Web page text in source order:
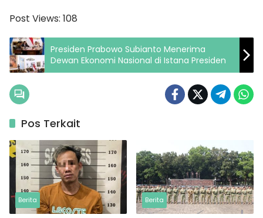
Post Views: 108
Presiden Prabowo Subianto Menerima
Dewan Ekonomi Nasional di Istana Presiden
Pos Terkait
Berita Berita